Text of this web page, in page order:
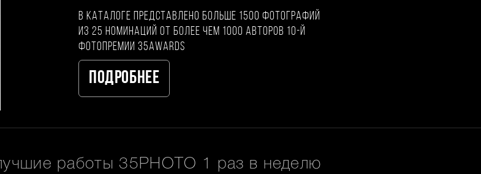
В каталоге представлено больше 1500 фотографий
из 25 номинаций от более чем 1000 авторов 10-й
фотопремии 35AWARDS
Подробнее
работы 35PHOTO 1 раз в неделю